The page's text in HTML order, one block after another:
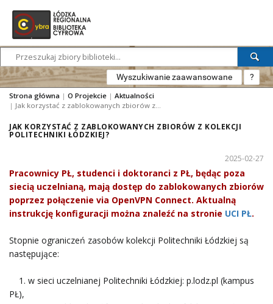
Wyszukiwanie zaawansowane ?
Strona główna | O Projekcie | Aktualności
| Jak korzystać z zablokowanych zbiorów z kolekcji Politechniki Łódzkiej?
JAK KORZYSTAĆ Z ZABLOKOWANYCH ZBIORÓW Z KOLEKCJI
POLITECHNIKI ŁÓDZKIEJ?
2025-02-27
Pracownicy PŁ, studenci i doktoranci z PŁ, będąc poza
siecią uczelnianą, mają dostęp do zablokowanych zbiorów
poprzez połączenie via OpenVPN Connect. Aktualną
instrukcję konfiguracji można znaleźć na stronie UCI PŁ.
Stopnie ograniczeń zasobów kolekcji Politechniki Łódzkiej są
następujące:
1. w sieci uczelnianej Politechniki Łódzkiej: p.lodz.pl (kampus
PŁ),